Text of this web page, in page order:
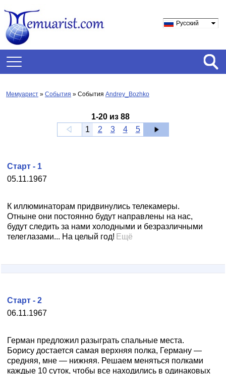
Русский
Мемуарист » События » События Andrey_Bozhko
1-20из 88
1
2 3 4 5
05.11.1967
Старт - 1
К иллюминаторам придвинулись телекамеры.
Отныне они постоянно будут направлены на нас,
будут следить за нами холодными и безразличными
телеглазами... На целый год! Ещё
06.11.1967
Старт - 2
Герман предложил разыграть спальные места.
Борису достается самая верхняя полка, Герману —
средняя, мне — нижняя. Решаем меняться полками
каждые 10 суток, чтобы все находились в одинаковых